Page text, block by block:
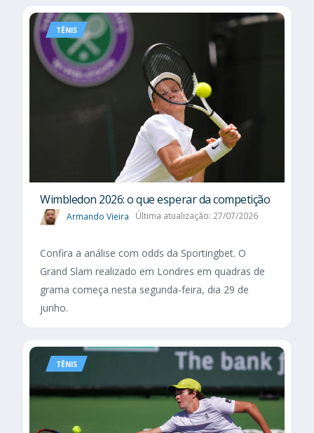
TÊNIS
Wimbledon 2026: o que esperar da competição
Armando Vieira Última atualização: 27/07/2026
Confira a análise com odds da Sportingbet. O
Grand Slam realizado em Londres em quadras de
grama começa nesta segunda-feira, dia 29 de
junho.
TÊNIS